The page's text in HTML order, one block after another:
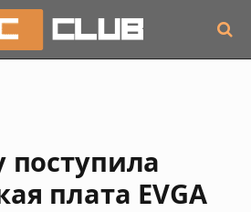
поступила
плата EVGA